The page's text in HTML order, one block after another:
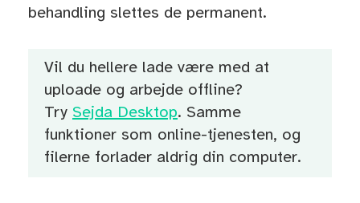
behandling slettes de permanent.
Vil du hellere lade være med at
uploade og arbejde offline?
Try Sejda Desktop. Samme
funktioner som online-tjenesten, og
filerne forlader aldrig din computer.